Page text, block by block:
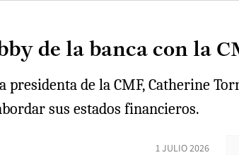
de la banca con la
de la CMF, Catherine
sus estados financieros.
1 JULIO 2026